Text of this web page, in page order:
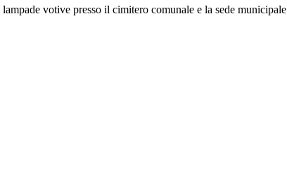
votive presso il cimitero comunale e la sede municipale